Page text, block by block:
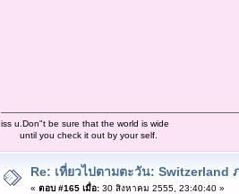
iss u.Don"t be sure that the world is wide
until you check it out by your self.
Re: เที่ยวไปตามตะวัน: Switzerland
« ตอบ #165 เมื่อ:30 สิงหาคม 2555, 23:40:40 »